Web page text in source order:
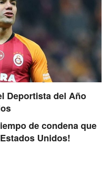
Deportista del Año
de condena que
Unidos!